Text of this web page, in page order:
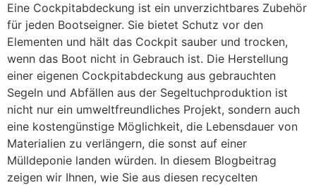
Eine Cockpitabdeckung ist ein unverzichtbares Zubehör
für jeden Bootseigner. Sie bietet Schutz vor den
Elementen und hält das Cockpit sauber und trocken,
wenn das Boot nicht in Gebrauch ist. Die Herstellung
einer eigenen Cockpitabdeckung aus gebrauchten
Segeln und Abfällen aus der Segeltuchproduktion ist
nicht nur ein umweltfreundliches Projekt, sondern auch
eine kostengünstige Möglichkeit, die Lebensdauer von
Materialien zu verlängern, die sonst auf einer
Mülldeponie landen würden. In diesem Blogbeitrag
zeigen wir Ihnen, wie Sie aus diesen recycelten